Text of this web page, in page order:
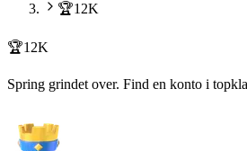
🏆12K
🏆12K
Spring grindet over. Find en konto i